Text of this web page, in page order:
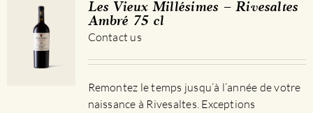
Les Vieux Millésimes – Rivesaltes
Ambré 75 cl
Contact us
Remontez le temps jusqu’à l’année de votre
naissance à Rivesaltes. Exceptions